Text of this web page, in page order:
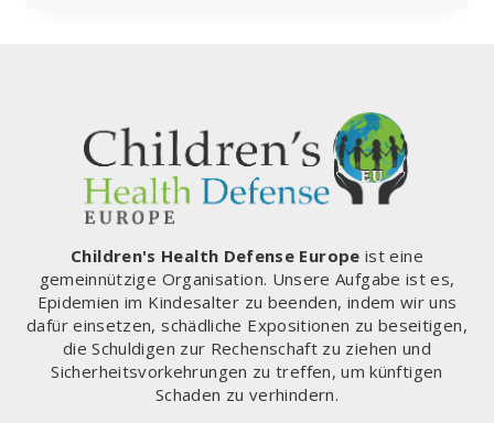
Children's Health Defense Europe ist eine
gemeinnützige Organisation. Unsere Aufgabe ist es,
Epidemien im Kindesalter zu beenden, indem wir uns
dafür einsetzen, schädliche Expositionen zu beseitigen,
die Schuldigen zur Rechenschaft zu ziehen und
Sicherheitsvorkehrungen zu treffen, um künftigen
Schaden zu verhindern.